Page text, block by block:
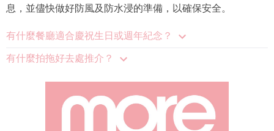
息，並儘快做好防風及防水浸的準備，以確保安全。
有什麼餐廳適合慶祝生日或週年紀念？
有什麼拍拖好去處推介？